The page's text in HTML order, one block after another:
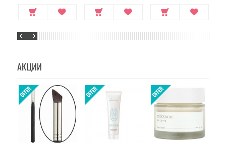
АКЦИИ